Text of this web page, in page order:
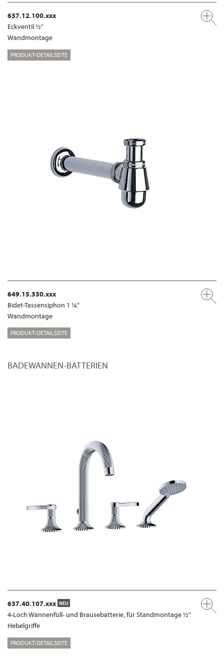
637.12.100.xxx
Eckventil ½"
Wandmontage
PRODUKT-DETAILSEITE
649.15.330.xxx
Bidet-Tassensiphon 1 ¼“
Wandmontage
PRODUKT-DETAILSEITE
BADEWANNEN-BATTERIEN
637.40.107.xxx NEU
4-Loch Wannenfüll- und Brausebatterie, für Standmontage ½"
Hebelgriffe
PRODUKT-DETAILSEITE